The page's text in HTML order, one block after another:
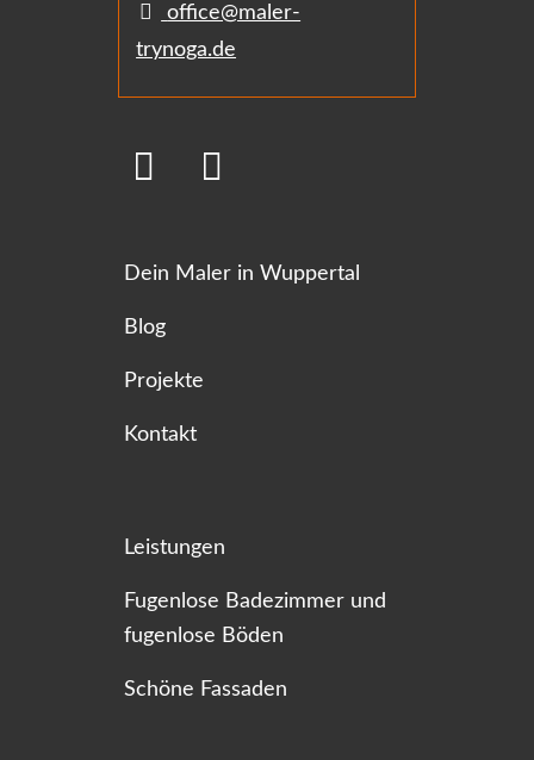
office@maler-
trynoga.de
Dein Maler in Wuppertal
Blog
Projekte
Kontakt
Leistungen
Fugenlose Badezimmer und
fugenlose Böden
Schöne Fassaden